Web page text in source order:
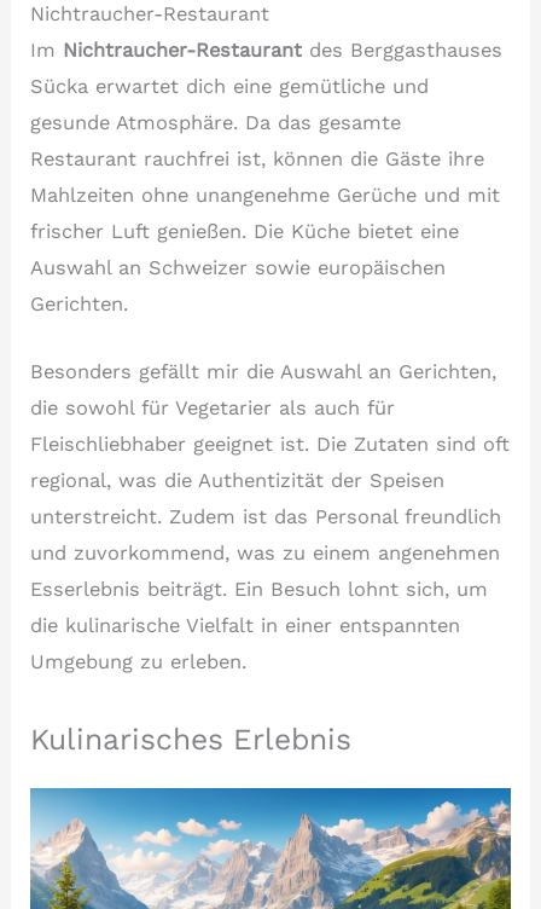
Nichtraucher-Restaurant
Im Nichtraucher-Restaurant des Berggasthauses
Sücka erwartet dich eine gemütliche und
gesunde Atmosphäre. Da das gesamte
Restaurant rauchfrei ist, können die Gäste ihre
Mahlzeiten ohne unangenehme Gerüche und mit
frischer Luft genießen. Die Küche bietet eine
Auswahl an Schweizer sowie europäischen
Gerichten.
Besonders gefällt mir die Auswahl an Gerichten,
die sowohl für Vegetarier als auch für
Fleischliebhaber geeignet ist. Die Zutaten sind oft
regional, was die Authentizität der Speisen
unterstreicht. Zudem ist das Personal freundlich
und zuvorkommend, was zu einem angenehmen
Esserlebnis beiträgt. Ein Besuch lohnt sich, um
die kulinarische Vielfalt in einer entspannten
Umgebung zu erleben.
Kulinarisches Erlebnis